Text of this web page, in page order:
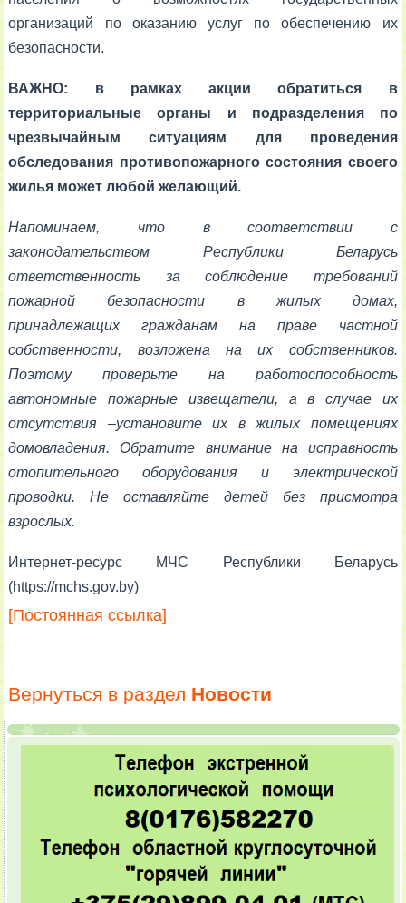
организаций по оказанию услуг по обеспечению их
безопасности.
ВАЖНО: в рамках акции обратиться в
территориальные органы и подразделения по
чрезвычайным ситуациям для проведения
обследования противопожарного состояния своего
жилья может любой желающий.
Напоминаем, что в соответствии с
законодательством Республики Беларусь
ответственность за соблюдение требований
пожарной безопасности в жилых домах,
принадлежащих гражданам на праве частной
собственности, возложена на их собственников.
Поэтому проверьте на работоспособность
автономные пожарные извещатели, а в случае их
отсутствия –установите их в жилых помещениях
домовладения. Обратите внимание на исправность
отопительного оборудования и электрической
проводки. Не оставляйте детей без присмотра
взрослых.
Интернет-ресурс МЧС Республики Беларусь
(https://mchs.gov.by)
[Постоянная ссылка]
Вернуться в раздел Новости